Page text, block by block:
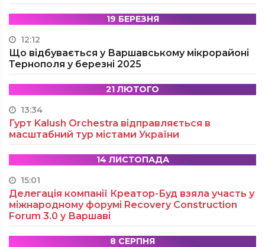
19 БЕРЕЗНЯ
12:12
Що відбувається у Варшавському мікрорайоні
Тернополя у березні 2025
21 ЛЮТОГО
13:34
Гурт Kalush Orchestra відправляється в
масштабний тур містами України
14 ЛИСТОПАДА
15:01
Делегація компанії Креатор-Буд взяла участь у
міжнародному форумі Recovery Construction
Forum 3.0 у Варшаві
8 СЕРПНЯ